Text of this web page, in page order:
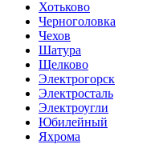
Хотьково
Черноголовка
Чехов
Шатура
Щелково
Электрогорск
Электросталь
Электроугли
Юбилейный
Яхрома